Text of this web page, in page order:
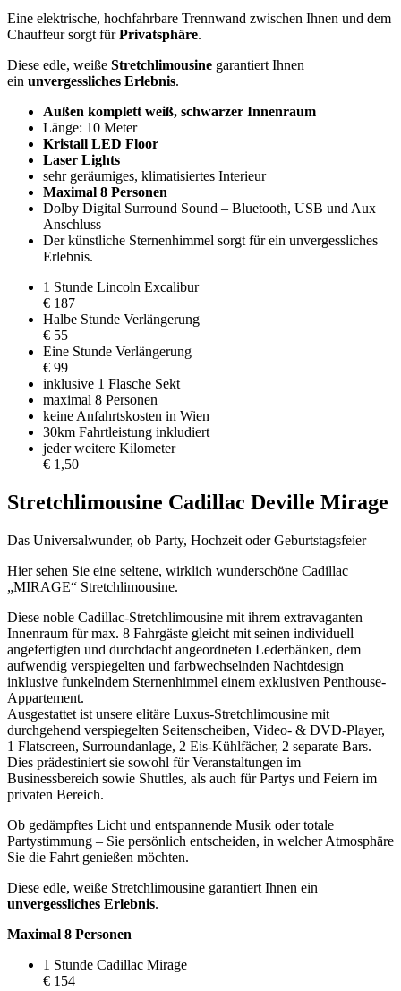
Eine elektrische, hochfahrbare Trennwand zwischen Ihnen und dem
Chauffeur sorgt fürPrivatsphäre.
Diese edle, weiße Stretchlimousine garantiert Ihnen
ein unvergessliches Erlebnis.
Außen komplett weiß, schwarzer Innenraum
Länge: 10 Meter
Kristall LED Floor
Laser Lights
sehr geräumiges, klimatisiertes Interieur
Maximal 8 Personen
Dolby Digital Surround Sound – Bluetooth, USB und Aux
Anschluss
Der künstliche Sternenhimmel sorgt für ein unvergessliches
Erlebnis.
1 Stunde Lincoln Excalibur
€ 187
Halbe Stunde Verlängerung
€ 55
Eine Stunde Verlängerung
€ 99
inklusive 1 Flasche Sekt
maximal 8 Personen
keine Anfahrtskosten in Wien
30km Fahrtleistung inkludiert
jeder weitere Kilometer
€ 1,50
Stretchlimousine Cadillac Deville Mirage
Das Universalwunder, ob Party, Hochzeit oder Geburtstagsfeier
Hier sehen Sie eine seltene, wirklich wunderschöne Cadillac
„MIRAGE“ Stretchlimousine.
Diese noble Cadillac-Stretchlimousine mit ihrem extravaganten
Innenraum für max. 8 Fahrgäste gleicht mit seinen individuell
angefertigten und durchdacht angeordneten Lederbänken, dem
aufwendig verspiegelten und farbwechselnden Nachtdesign
inklusive funkelndem Sternenhimmel einem exklusiven Penthouse-
Appartement.
Ausgestattet ist unsere elitäre Luxus-Stretchlimousine mit
durchgehend verspiegelten Seitenscheiben, Video- & DVD-Player,
1 Flatscreen, Surroundanlage, 2 Eis-Kühlfächer, 2 separate Bars.
Dies prädestiniert sie sowohl für Veranstaltungen im
Businessbereich sowie Shuttles, als auch für Partys und Feiern im
privaten Bereich.
Ob gedämpftes Licht und entspannende Musik oder totale
Partystimmung – Sie persönlich entscheiden, in welcher Atmosphäre
Sie die Fahrt genießen möchten.
Diese edle, weiße Stretchlimousine garantiert Ihnen ein
unvergessliches Erlebnis.
Maximal 8 Personen
1 Stunde Cadillac Mirage
€ 154